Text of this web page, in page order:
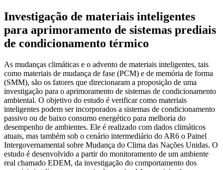
Investigação de materiais inteligentes
para aprimoramento de sistemas prediais
de condicionamento térmico
As mudanças climáticas e o advento de materiais inteligentes, tais
como materiais de mudança de fase (PCM) e de memória de forma
(SMM), são os fatores que direcionaram a proposição de uma
investigação para o aprimoramento de sistemas de condicionamento
ambiental. O objetivo do estudo é verificar como materiais
inteligentes podem ser incorporados a sistemas de condicionamento
passivo ou de baixo consumo energético para melhoria do
desempenho de ambientes. Ele é realizado com dados climáticos
atuais, mas também sob o cenário intermediário do AR6 o Painel
Intergovernamental sobre Mudança do Clima das Nações Unidas. O
estudo é desenvolvido a partir do monitoramento de um ambiente
real chamado EDEM, da investigação do comportamento dos